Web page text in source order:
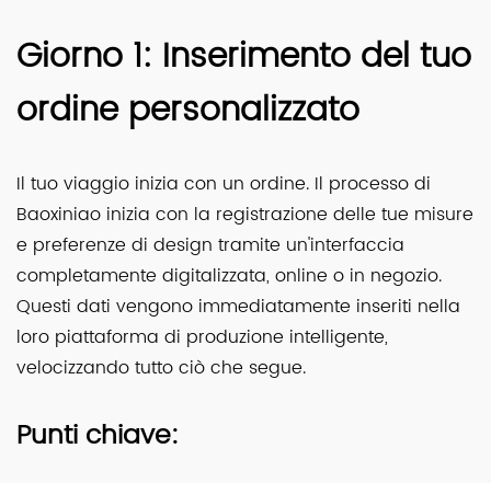
Giorno 1: Inserimento del tuo
ordine personalizzato
Il tuo viaggio inizia con un ordine. Il processo di
Baoxiniao inizia con la registrazione delle tue misure
e preferenze di design tramite un'interfaccia
completamente digitalizzata, online o in negozio.
Questi dati vengono immediatamente inseriti nella
loro piattaforma di produzione intelligente,
velocizzando tutto ciò che segue.
Punti chiave: